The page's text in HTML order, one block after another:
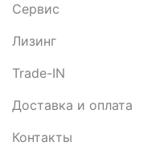
Сервис
Лизинг
Trade-IN
Доставка и оплата
Контакты